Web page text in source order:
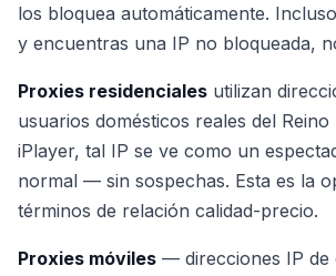
los bloquea automáticamente.
y encuentras una IP no bloqueada,
Proxies residenciales utilizan
usuarios domésticos reales del
iPlayer, tal IP se ve como un
normal — sin sospechas. Esta es la
términos de relación calidad-precio.
Proxies móviles — direcciones IP de